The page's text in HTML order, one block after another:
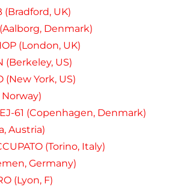
(Bradford, UK)
Denmark)
(London, UK)
(Berkeley, US)
(New York, US)
Norway)
61 (Copenhagen, Denmark)
Austria)
(Torino, Italy)
Germany)
(Lyon, F)